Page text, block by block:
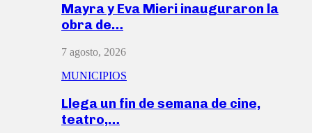
Mayra y Eva Mieri inauguraron la
obra de…
7 agosto, 2026
MUNICIPIOS
Llega un fin de semana de cine,
teatro,…